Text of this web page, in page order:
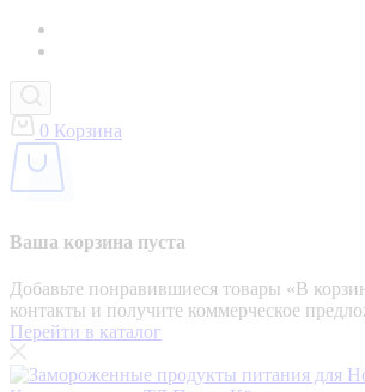
0 Корзина
Ваша корзина пуста
Добавьте понравившиеся товары «‎В
контакты и получите коммерческое
Перейти в каталог